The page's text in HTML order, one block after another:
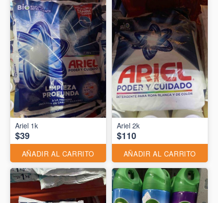
Ariel 1k
$39
AÑADIR AL CARRITO
Ariel 2k
$110
AÑADIR AL CARRITO